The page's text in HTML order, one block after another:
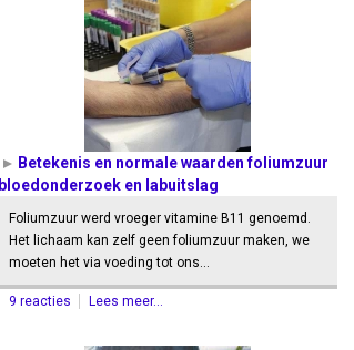
Betekenis en normale waarden foliumzuur
bloedonderzoek en labuitslag
Foliumzuur werd vroeger vitamine B11 genoemd.
Het lichaam kan zelf geen foliumzuur maken, we
moeten het via voeding tot ons…
9 reacties Lees meer...